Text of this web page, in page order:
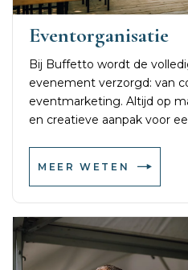
Eventorganisatie
Bij Buffetto wordt de
evenement verzorgd: van
eventmarketing. Altijd op
en creatieve aanpak voor
MEER WETEN